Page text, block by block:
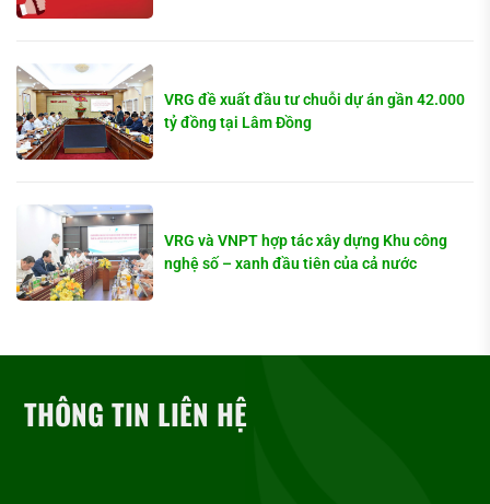
VRG đề xuất đầu tư chuỗi dự án gần 42.000
tỷ đồng tại Lâm Đồng
VRG và VNPT hợp tác xây dựng Khu công
nghệ số – xanh đầu tiên của cả nước
THÔNG TIN LIÊN HỆ